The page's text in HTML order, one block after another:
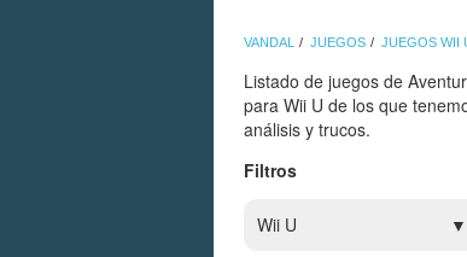
VANDAL JUEGOS JUEGOS WII
Listado de juegos de
para Wii U de los que
análisis y trucos.
Filtros
Wii U